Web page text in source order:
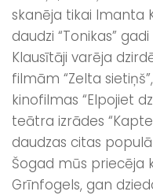
skanēja tikai Imanta
daudzi “Tonikas”
Klausītāji varēja
filmām “Zelta
kinofilmas “Elpojiet
teātra izrādes
daudzas citas
Šogad mūs priecēja
Grīnfogels, gan